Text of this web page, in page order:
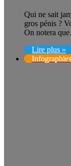
Qui ne sait
gros pénis ?
On notera
Lire plus »
Infographies